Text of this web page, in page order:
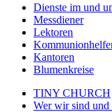
Dienste im und
Messdiener
Lektoren
Kantoren
Blumenkreise
TINY CHURCH
Wer wir sind